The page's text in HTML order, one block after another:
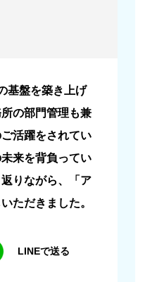
基盤を築き上げ
の部門管理も兼
活躍をされてい
来を背負ってい
りながら、「ア
ただきました。
LINEで送る